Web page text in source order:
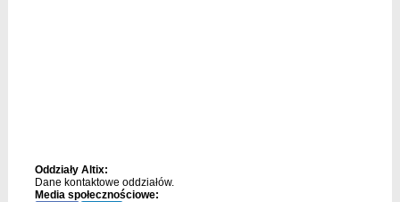
Oddziały Altix:
Dane kontaktowe oddziałów.
Media społecznościowe: